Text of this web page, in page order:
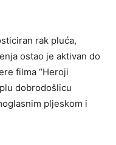
rak pluća,
ostao je aktivan do
filma “Heroji
dobrodošlicu
pljeskom i